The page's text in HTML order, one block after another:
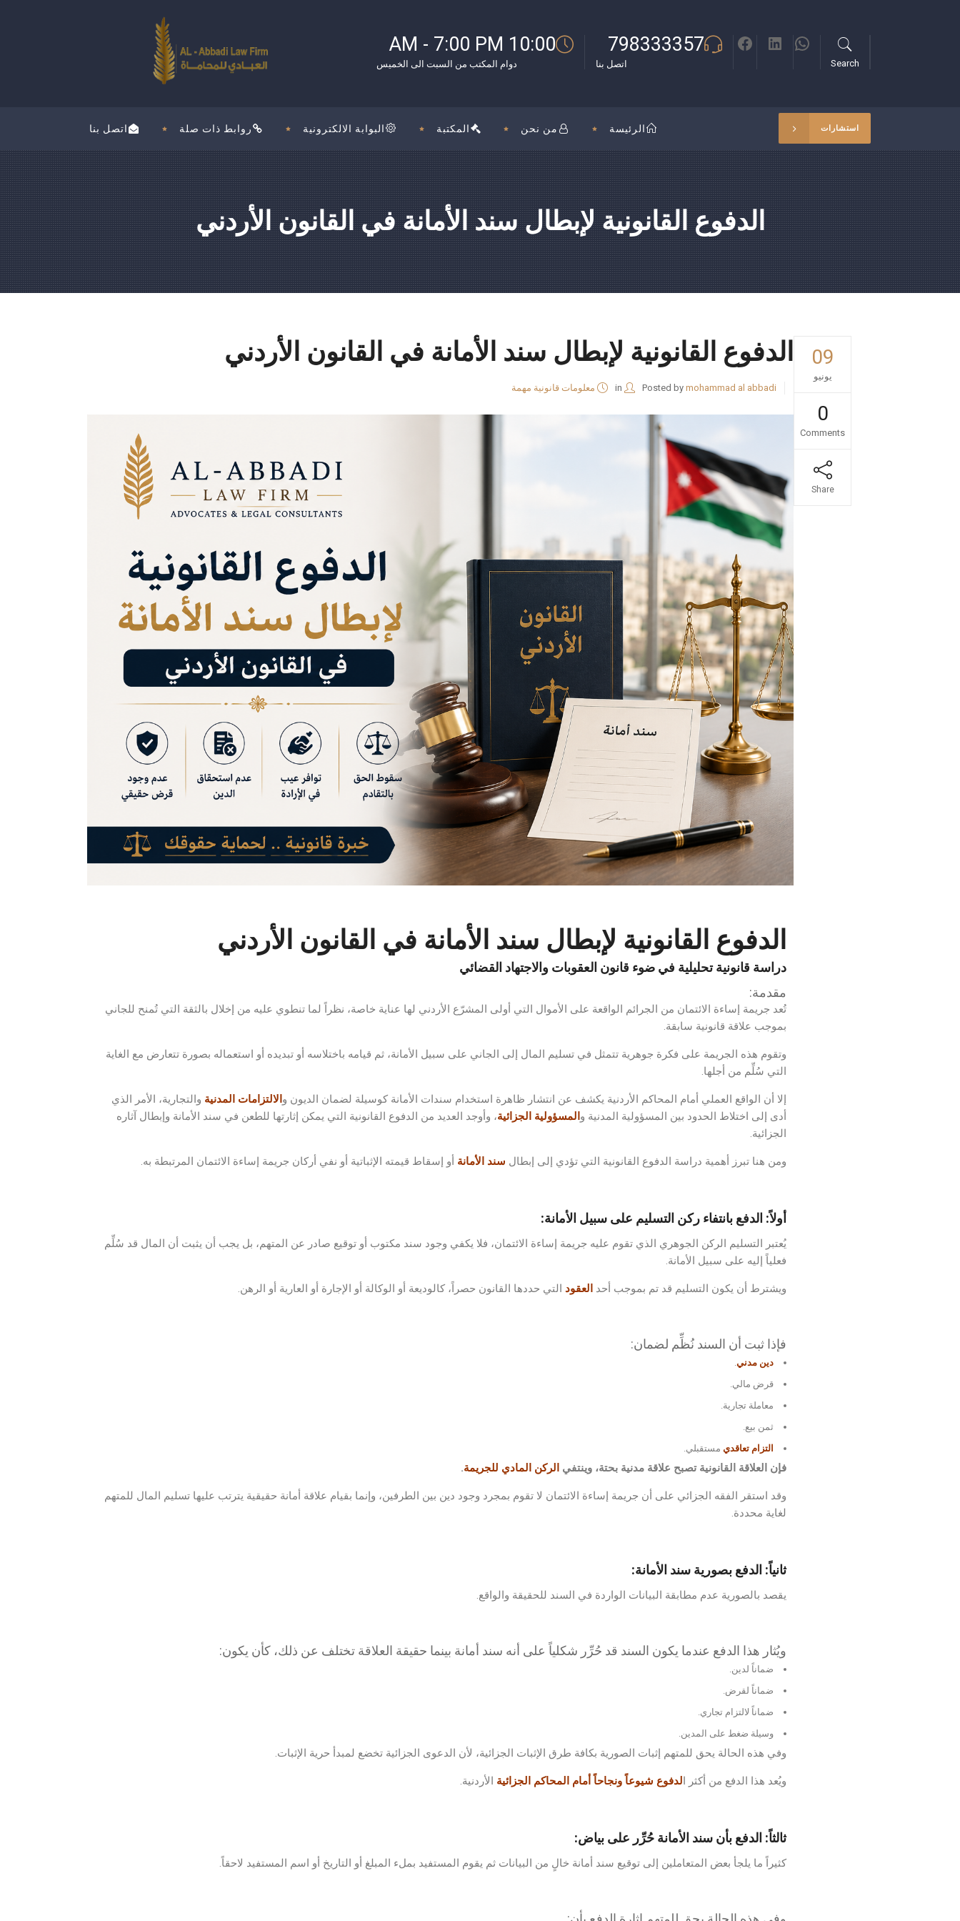
10:00 AM - 7:00 PM
دوام المكتب من السبت الى الخميس
798333357
اتصل بنا Search
اتصل بنا روابط ذات صلة البوابة الالكترونية المكتبة من نحن الرئيسة استشارات
الدفوع القانونية لإبطال سند الأمانة في القانون الأردني
09
يونيو
0
Comments
Share
الدفوع القانونية لإبطال سند الأمانة في القانون الأردني
Posted by mohammad al abbadi
in معلومات قانونية مهمة
الدفوع القانونية لإبطال سند الأمانة في القانون الأردني
دراسة قانونية تحليلية في ضوء قانون العقوبات والاجتهاد القضائي
مقدمة:
تُعد جريمة إساءة الائتمان من الجرائم الواقعة على الأموال التي أولى المشرّع الأردني لها عناية خاصة، نظراً لما تنطوي عليه من إخلال بالثقة التي تُمنح للجاني
بموجب علاقة قانونية سابقة.
وتقوم هذه الجريمة على فكرة جوهرية تتمثل في تسليم المال إلى الجاني على سبيل الأمانة، ثم قيامه باختلاسه أو تبديده أو استعماله بصورة تتعارض مع الغاية
التي سُلِّم من أجلها.
إلا أن الواقع العملي أمام المحاكم الأردنية يكشف عن انتشار ظاهرة استخدام سندات الأمانة كوسيلة لضمان الديون و الالتزامات المدنية والتجارية، الأمر الذي
أدى إلى اختلاط الحدود بين المسؤولية المدنية و المسؤولية الجزائية، وأوجد العديد من الدفوع القانونية التي يمكن إثارتها للطعن في سند الأمانة وإبطال آثاره
الجزائية.
ومن هنا تبرز أهمية دراسة الدفوع القانونية التي تؤدي إلى إبطال سند الأمانة أو إسقاط قيمته الإثباتية أو نفي أركان جريمة إساءة الائتمان المرتبطة به.
أولاً: الدفع بانتفاء ركن التسليم على سبيل الأمانة:
يُعتبر التسليم الركن الجوهري الذي تقوم عليه جريمة إساءة الائتمان، فلا يكفي وجود سند مكتوب أو توقيع صادر عن المتهم، بل يجب أن يثبت أن المال قد سُلِّم
فعلياً إليه على سبيل الأمانة.
ويشترط أن يكون التسليم قد تم بموجب أحد العقود التي حددها القانون حصراً، كالوديعة أو الوكالة أو الإجارة أو العارية أو الرهن.
فإذا ثبت أن السند نُظِّم لضمان:
دين مدني.
قرض مالي.
معاملة تجارية.
ثمن بيع.
التزام تعاقدي مستقبلي.
فإن العلاقة القانونية تصبح علاقة مدنية بحتة، وينتفي الركن المادي للجريمة.
وقد استقر الفقه الجزائي على أن جريمة إساءة الائتمان لا تقوم بمجرد وجود دين بين الطرفين، وإنما بقيام علاقة أمانة حقيقية يترتب عليها تسليم المال للمتهم
لغاية محددة.
ثانياً: الدفع بصورية سند الأمانة:
يقصد بالصورية عدم مطابقة البيانات الواردة في السند للحقيقة والواقع.
ويُثار هذا الدفع عندما يكون السند قد حُرِّر شكلياً على أنه سند أمانة بينما حقيقة العلاقة تختلف عن ذلك، كأن يكون:
ضماناً لدين.
ضماناً لقرض.
ضماناً لالتزام تجاري.
وسيلة ضغط على المدين.
وفي هذه الحالة يحق للمتهم إثبات الصورية بكافة طرق الإثبات الجزائية، لأن الدعوى الجزائية تخضع لمبدأ حرية الإثبات.
ويُعد هذا الدفع من أكثر ا لدفوع شيوعاً ونجاحاً أمام المحاكم الجزائية الأردنية.
ثالثاً: الدفع بأن سند الأمانة حُرِّر على بياض:
كثيراً ما يلجأ بعض المتعاملين إلى توقيع سند أمانة خالٍ من البيانات ثم يقوم المستفيد بملء المبلغ أو التاريخ أو اسم المستفيد لاحقاً.